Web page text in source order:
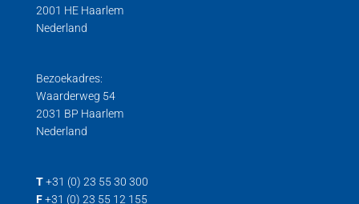
2001 HE Haarlem
Nederland
Bezoekadres:
Waarderweg 54
2031 BP Haarlem
Nederland
T +31 (0) 23 55 30 300
F +31 (0) 23 55 12 155